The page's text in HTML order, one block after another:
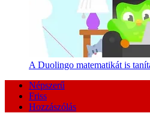
A Duolingo matematikát is
Népszerű
Friss
Hozzászólás